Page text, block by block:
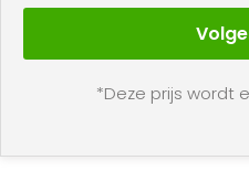
*Deze prijs wordt